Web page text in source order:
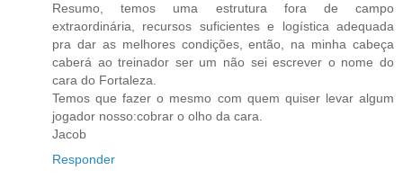
Resumo, temos uma estrutura fora de campo
extraordinária, recursos suficientes e logística adequada
pra dar as melhores condições, então, na minha cabeça
caberá ao treinador ser um não sei escrever o nome do
cara do Fortaleza.
Temos que fazer o mesmo com quem quiser levar algum
jogador nosso:cobrar o olho da cara.
Jacob
Responder